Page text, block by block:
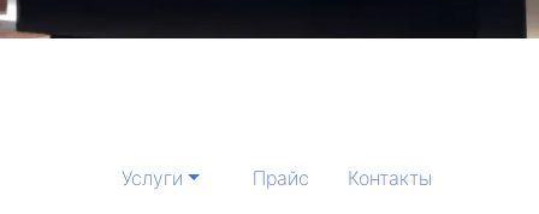
Услуги Прайс
Контакты